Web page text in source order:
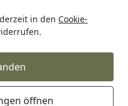
in den Cookie-
öffnen
Gartenhäuser Holz
158